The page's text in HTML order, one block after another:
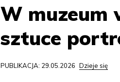
W muzeum
sztuce
PUBLIKACJA: 29.05.2026 Dzieje się